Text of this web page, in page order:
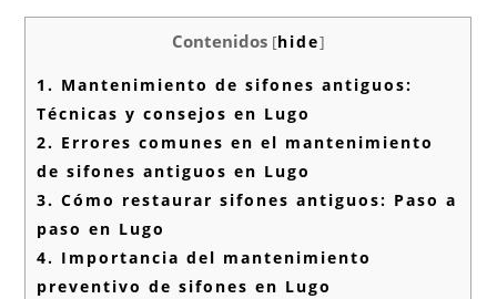
Contenidos [hide]
1. Mantenimiento de sifones antiguos:
Técnicas y consejos en Lugo
2. Errores comunes en el mantenimiento
de sifones antiguos en Lugo
3. Cómo restaurar sifones antiguos: Paso a
paso en Lugo
4. Importancia del mantenimiento
preventivo de sifones en Lugo